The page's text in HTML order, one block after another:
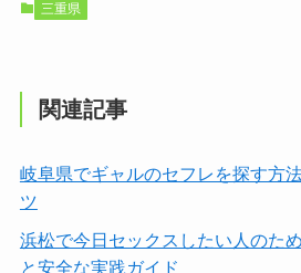
三重県
関連記事
岐阜県でギャルのセフレを探す方
ツ
浜松で今日セックスしたい人のた
と安全な実践ガイド